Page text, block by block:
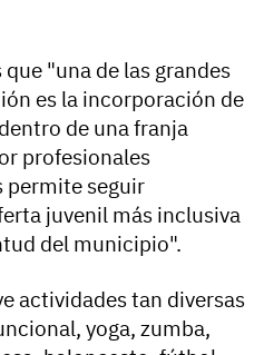
"una de las grandes
es la incorporación de
de una franja
profesionales
permite seguir
juvenil más inclusiva
del municipio".
actividades tan diversas
yoga, zumba,